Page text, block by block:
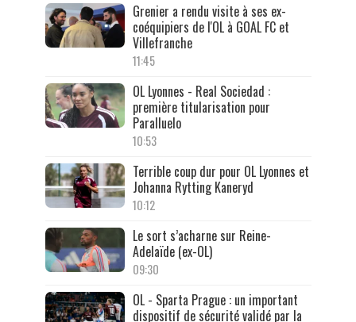
Grenier a rendu visite à ses ex-
coéquipiers de l'OL à GOAL FC et
Villefranche
11:45
OL Lyonnes - Real Sociedad :
première titularisation pour
Paralluelo
10:53
Terrible coup dur pour OL Lyonnes et
Johanna Rytting Kaneryd
10:12
Le sort s’acharne sur Reine-
Adelaïde (ex-OL)
09:30
OL - Sparta Prague : un important
dispositif de sécurité validé par la